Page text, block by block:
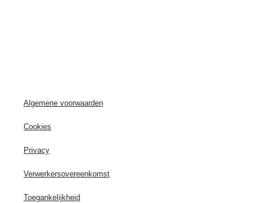
Algemene voorwaarden
Cookies
Privacy
Verwerkersovereenkomst
Toegankelijkheid